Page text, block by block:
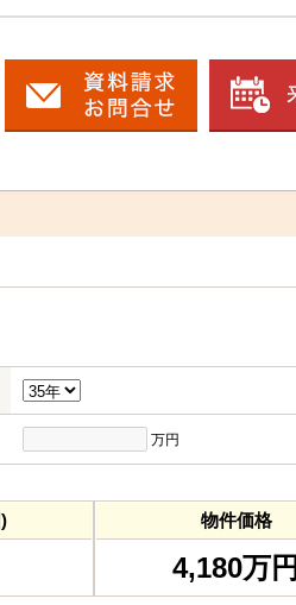
万円
物件価格
4,180万円